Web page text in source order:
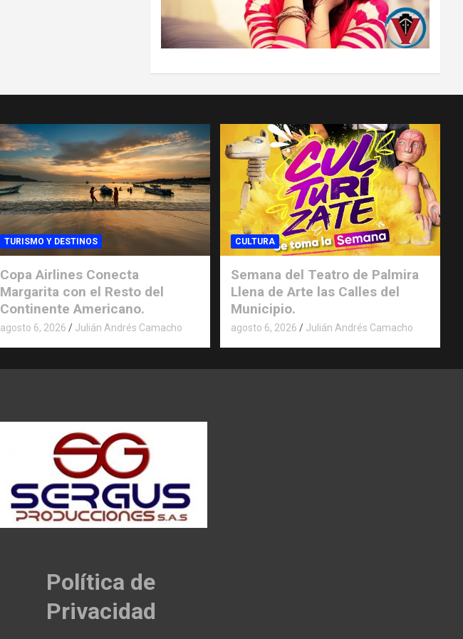
TURISMO Y DESTINOS
Copa Airlines Conecta
Margarita con el Resto del
Continente Americano.
agosto 6, 2026 Julián Andrés Camacho
CULTURA
Semana del Teatro de Palmira
Llena de Arte las Calles del
Municipio.
agosto 6, 2026 Julián Andrés Camacho
Política de
Privacidad